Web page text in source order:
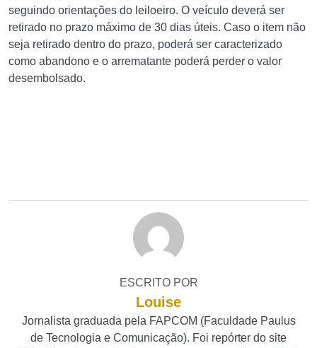
seguindo orientações do leiloeiro. O veículo deverá ser
retirado no prazo máximo de 30 dias úteis. Caso o item não
seja retirado dentro do prazo, poderá ser caracterizado
como abandono e o arrematante poderá perder o valor
desembolsado.
ESCRITO POR
Louise
Jornalista graduada pela FAPCOM (Faculdade Paulus
de Tecnologia e Comunicação). Foi repórter do site